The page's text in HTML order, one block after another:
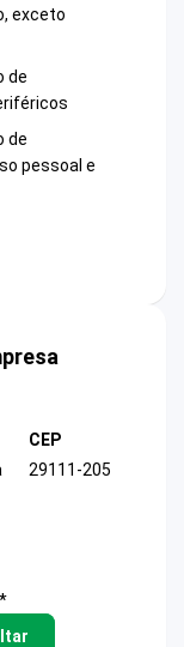
exceto
de
de
pessoal e
CEP
29111-205